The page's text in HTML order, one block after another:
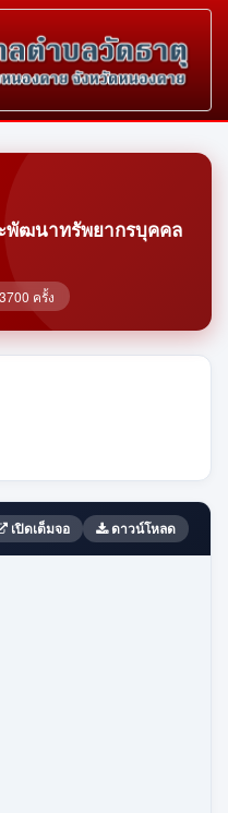
พัฒนาทรัพยากรบุคคล
ครั้ง
เปิดเต็มจอ ดาวน์โหลด